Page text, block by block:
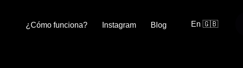
¿Cómo funciona? Instagram Blog En 🇬🇧